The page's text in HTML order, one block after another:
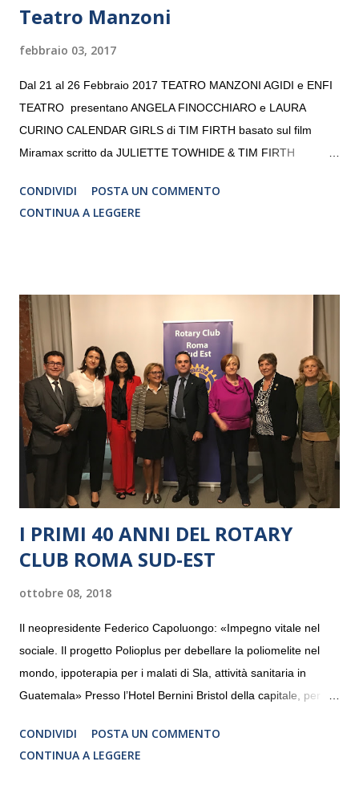
Teatro Manzoni
febbraio 03, 2017
Dal 21 al 26 Febbraio 2017 TEATRO MANZONI AGIDI e ENFI
TEATRO presentano ANGELA FINOCCHIARO e LAURA
CURINO CALENDAR GIRLS di TIM FIRTH basato sul film
Miramax scritto da JULIETTE TOWHIDE & TIM FIRTH
CRISTINA PEZZOLI
CONDIVIDI
POSTA UN COMMENTO
CONTINUA A LEGGERE
I PRIMI 40 ANNI DEL ROTARY
CLUB ROMA SUD-EST
ottobre 08, 2018
Il neopresidente Federico Capoluongo: «Impegno vitale nel
sociale. Il progetto Polioplus per debellare la poliomelite nel
mondo, ippoterapia per i malati di Sla, attività sanitaria in
Guatemala» Presso l’Hotel Bernini Bristol della capitale, per la
programmazione del Rotary Club Roma Sud-Est che festeggia
i quaranta anni di attività. Un’occasione per raccontare al
CONDIVIDI
POSTA UN COMMENTO
CONTINUA A LEGGERE